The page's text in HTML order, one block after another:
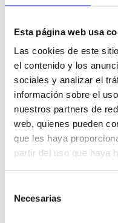
Esta página web usa
Las cookies de este
el contenido y los
sociales y analizar el
información sobre el
nuestros partners de
web, quienes pueden
que les haya
partir del uso que haya
Necesarias